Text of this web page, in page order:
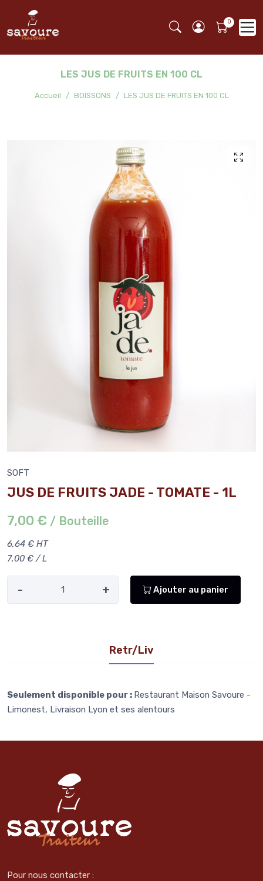
LES JUS DE FRUITS EN 100 CL
Accueil BOISSONS LES JUS DE FRUITS EN 100 CL
SOFT
JUS DE FRUITS JADE - TOMATE - 1L
7,00 € / Bouteille
6,64 € HT
7,00 € / L
- + Ajouter au panier
Retr/Liv
Seulement disponible pour : Restaurant Maison Savoure -
Limonest, Livraison Lyon et ses alentours
Pour nous contacter :